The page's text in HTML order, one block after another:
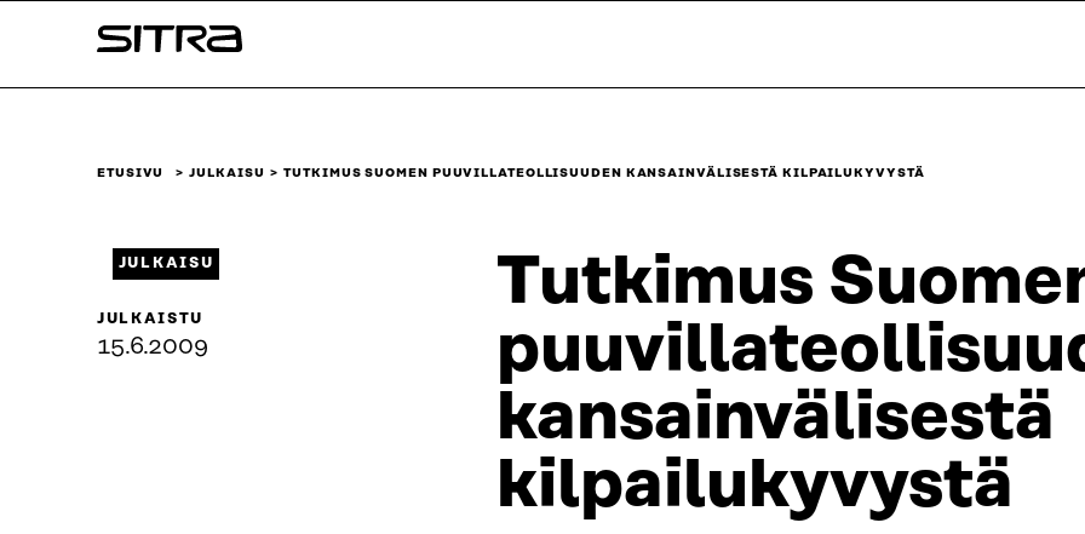
sisältöön
Sitra
ETUSIVU JULKAISU TUTKIMUS SUOMEN PUUVILLATEOLLISUUDEN KANSAINVÄLISESTÄ KILPAILUKYVYSTÄ
Tutkimus
kansainvälisestä
kilpailukyvystä
JULKAISU
JULKAISTU
15.6.2009